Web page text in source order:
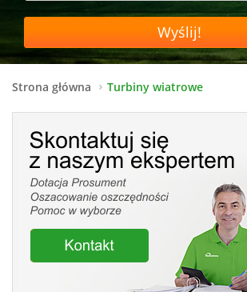
Wyślij!
Strona główna Turbiny wiatrowe